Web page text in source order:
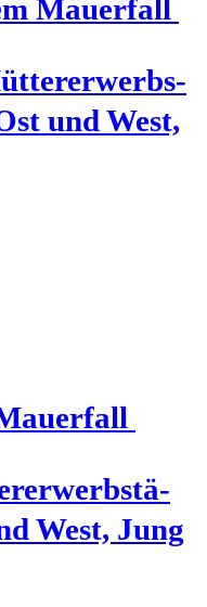
Mauerfall
und West,
West, Jung